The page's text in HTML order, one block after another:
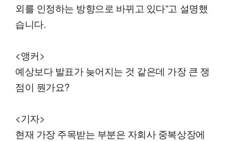
외를 인정하는 방향으로 바뀌고 있다”고 설명했
습니다.
<앵커>
예상보다 발표가 늦어지는 것 같은데 가장 큰 쟁
점이 뭔가요?
<기자>
현재 가장 주목받는 부분은 자회사 중복상장에